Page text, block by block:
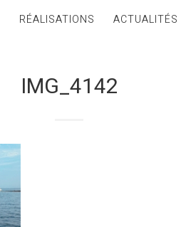
RÉALISATIONS ACTUALITÉS
IMG_4142